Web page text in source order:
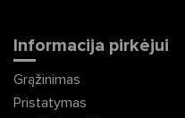
Informacija pirkėjui
Grąžinimas
Pristatymas